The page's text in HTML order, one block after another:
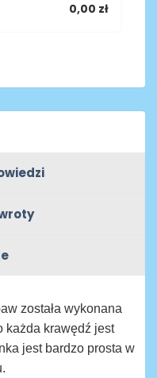
0,00 zł
została wykonana
każda krawędź jest
jest bardzo prosta w